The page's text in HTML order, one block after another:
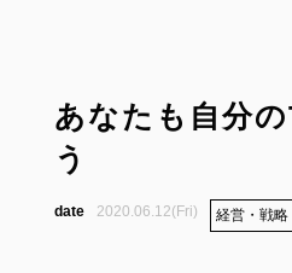
あなたも自分
う
2020.06.12(Fri) 経営・戦略